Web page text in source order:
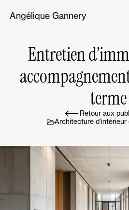
Angélique Gannery
Entretien
terme
Retour aux
Architecture d'intérieur